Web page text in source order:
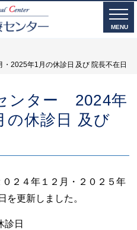
MENU
2025年1月の休診日 及び 院長不在日
ンター 2024年
の休診日 及び
２４年１２月・２０２５年
を更新しました。
診日